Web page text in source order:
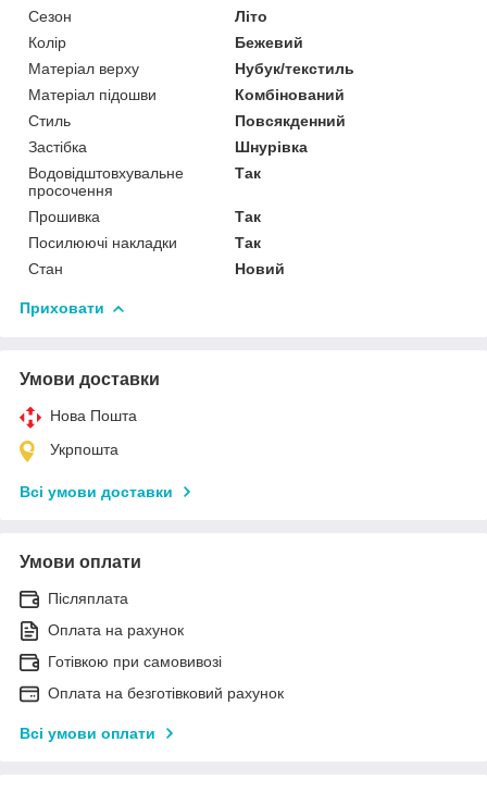
Сезон
Літо
Колір
Бежевий
Матеріал верху
Нубук/текстиль
Матеріал підошви
Комбінований
Стиль
Повсякденний
Застібка
Шнурівка
Водовідштовхувальне
просочення
Так
Прошивка
Так
Посилюючі накладки
Так
Стан
Новий
Приховати
Умови доставки
Нова Пошта
Укрпошта
Всі умови доставки
Умови оплати
Післяплата
Оплата на рахунок
Готівкою при самовивозі
Оплата на безготівковий рахунок
Всі умови оплати